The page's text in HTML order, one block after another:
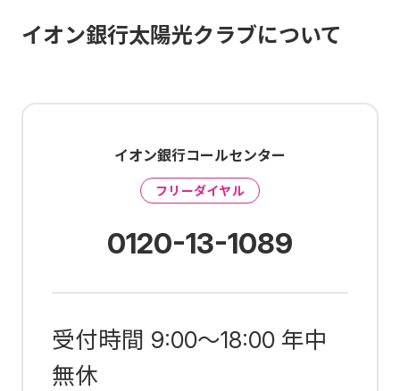
イオン銀行太陽光クラブについて
イオン銀行コールセンター
フリーダイヤル
0120-13-1089
受付時間 9:00～18:00 年中
無休